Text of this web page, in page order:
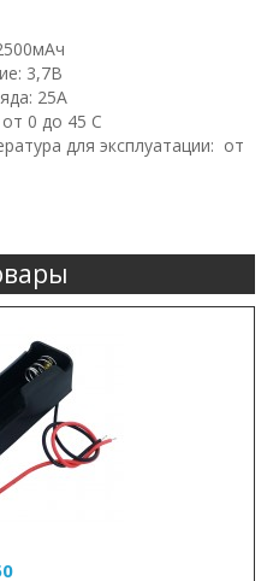
3,7В
25А
0 до 45 С
для эксплуатации: от